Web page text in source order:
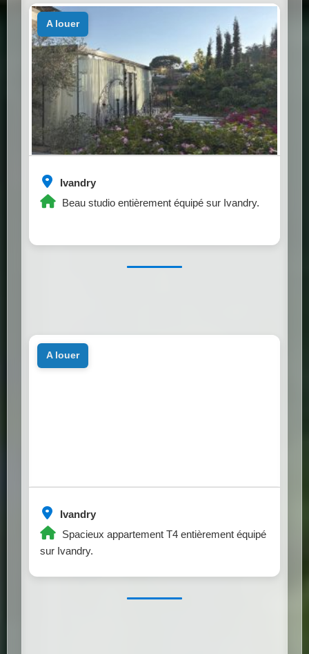
Ivandry
Beau studio entièrement équipé sur Ivandry.
a louer
Ivandry
Spacieux appartement T4 entièrement équipé
sur Ivandry.
a louer